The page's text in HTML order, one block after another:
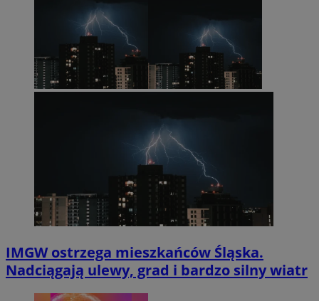
IMGW ostrzega mieszkańców Śląska.
Nadciągają ulewy, grad i bardzo silny wiatr